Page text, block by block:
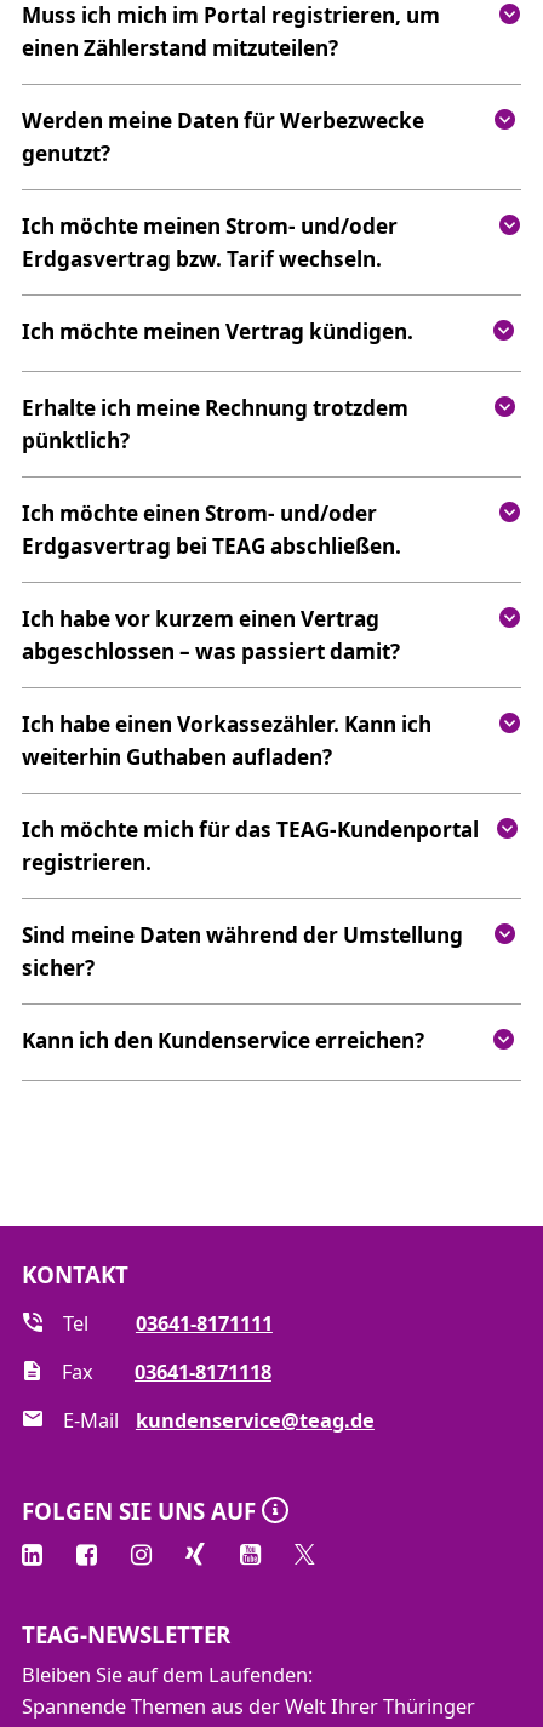
Muss ich mich im Portal registrieren, um
einen Zählerstand mitzuteilen?
Werden meine Daten für Werbezwecke
genutzt?
Ich möchte meinen Strom- und/oder
Erdgasvertrag bzw. Tarif wechseln.
Ich möchte meinen Vertrag kündigen.
Erhalte ich meine Rechnung trotzdem
pünktlich?
Ich möchte einen Strom- und/oder
Erdgasvertrag bei TEAG abschließen.
Ich habe vor kurzem einen Vertrag
abgeschlossen – was passiert damit?
Ich habe einen Vorkassezähler. Kann ich
weiterhin Guthaben aufladen?
Ich möchte mich für das TEAG-Kundenportal
registrieren.
Sind meine Daten während der Umstellung
sicher?
Kann ich den Kundenservice erreichen?
KONTAKT
Tel
03641-8171111
Fax
03641-8171118
E-Mail
kundenservice@teag.de
FOLGEN SIE UNS AUF
TEAG-NEWSLETTER
Bleiben Sie auf dem Laufenden:
Spannende Themen aus der Welt Ihrer Thüringer